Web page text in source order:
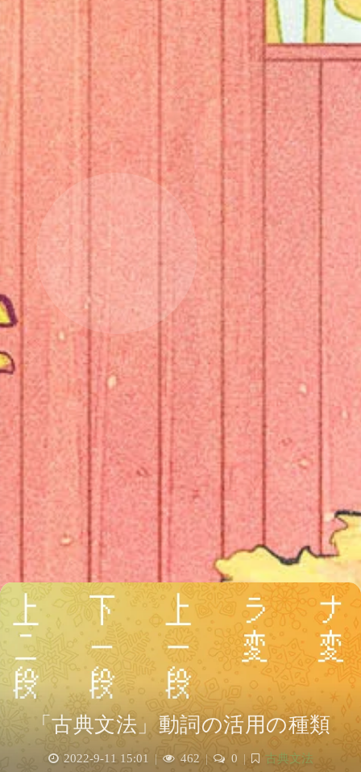
「古典文法」動詞の活用の種類
2022-9-11 15:01 | 462 | 0 | 古典文法